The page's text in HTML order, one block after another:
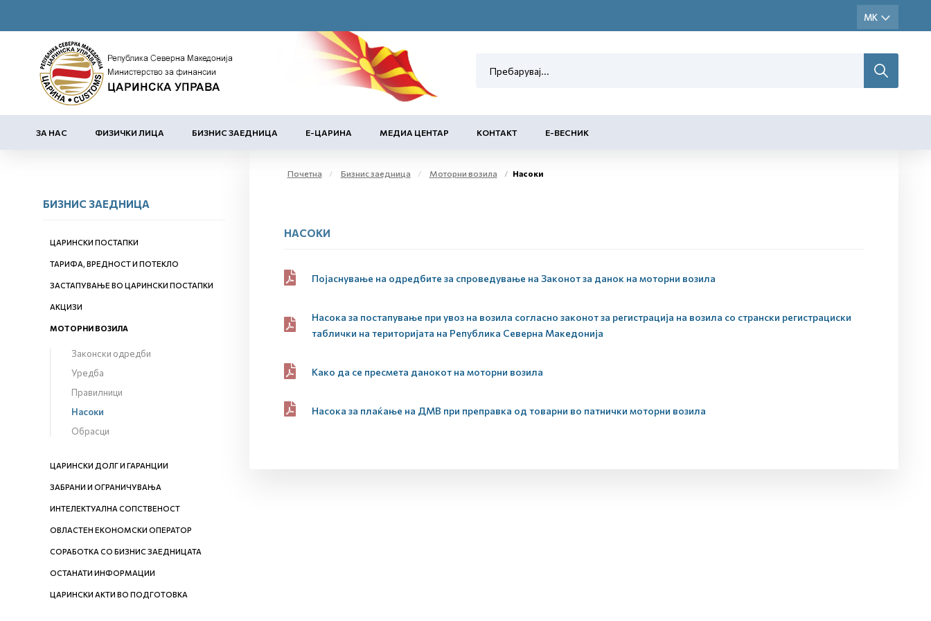
ЗА НАС ФИЗИЧКИ ЛИЦА БИЗНИС ЗАЕДНИЦА Е-ЦАРИНА МЕДИА ЦЕНТАР КОНТАКТ Е-ВЕСНИК
БИЗНИС ЗАЕДНИЦА
ЦАРИНСКИ ПОСТАПКИ
ТАРИФА, ВРЕДНОСТ И ПОТЕКЛО
ЗАСТАПУВАЊЕ ВО ЦАРИНСКИ ПОСТАПКИ
АКЦИЗИ
МОТОРНИ ВОЗИЛА
Законски одредби
Уредба
Правилници
Насоки
Обрасци
ЦАРИНСКИ ДОЛГ И ГАРАНЦИИ
ЗАБРАНИ И ОГРАНИЧУВАЊА
ИНТЕЛЕКТУАЛНА СОПСТВЕНОСТ
ОВЛАСТЕН ЕКОНОМСКИ ОПЕРАТОР
СОРАБОТКА СО БИЗНИС ЗАЕДНИЦАТА
ОСТАНАТИ ИНФОРМАЦИИ
ЦАРИНСКИ АКТИ ВО ПОДГОТОВКА
Почетна Бизнис заедница Моторни возила Насоки
НАСОКИ
Појаснување на одредбите за спроведување на Законот за данок на моторни возила
Насока за постапување при увоз на возила согласно законот за регистрација на возила со странски регистрациски
таблички на територијата на Република Северна Македонија
Како да се пресмета данокот на моторни возила
Насока за плаќање на ДМВ при преправка од товарни во патнички моторни возила